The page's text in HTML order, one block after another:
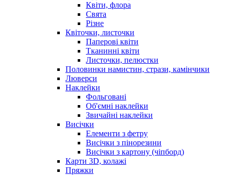
Квіти, флора
Свята
Різне
Квіточки, листочки
Паперові квіти
Тканинні квіти
Листочки, пелюстки
Половинки намистин, стрази, камінчики
Люверси
Наклейки
Фольговані
Об'ємні наклейки
Звичайні наклейки
Висічки
Елементи з фетру
Висічки з пінорезини
Висічки з картону (чіпборд)
Карти 3D, колажі
Пряжки